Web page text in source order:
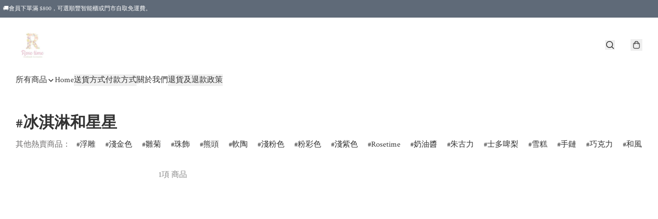
🚚會員下單滿 $800，可選順豐智能櫃或門市自取免運費。
所有商品 Home送貨方式付款方式關於我們退貨及退款政策
#冰淇淋和星星
其他熱賣商品： 浮雕 淺金色 雛菊 珠飾 熊頭 軟陶 淺粉色 粉彩色 淺紫色 Rosetime 奶油醬 朱古力 士多啤梨 雪糕 手鏈 巧克力 和風
1項 商品